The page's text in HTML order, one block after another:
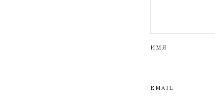
ИМЯ
EMAIL